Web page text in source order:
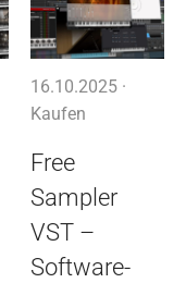
16.10.2025 ·
Kaufen
Free
Sampler
VST –
Software-